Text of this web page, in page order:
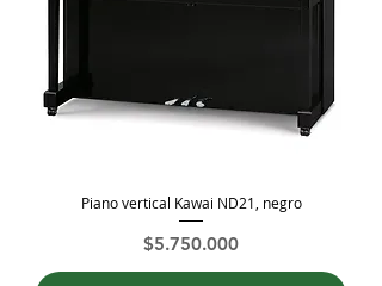
Piano vertical Kawai ND21, negro
Precio
$5.750.000